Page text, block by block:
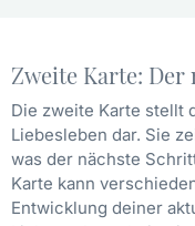
Zweite Karte:
Die zweite Karte stellt
Liebesleben dar. Sie
was der nächste
Karte kann
Entwicklung deiner